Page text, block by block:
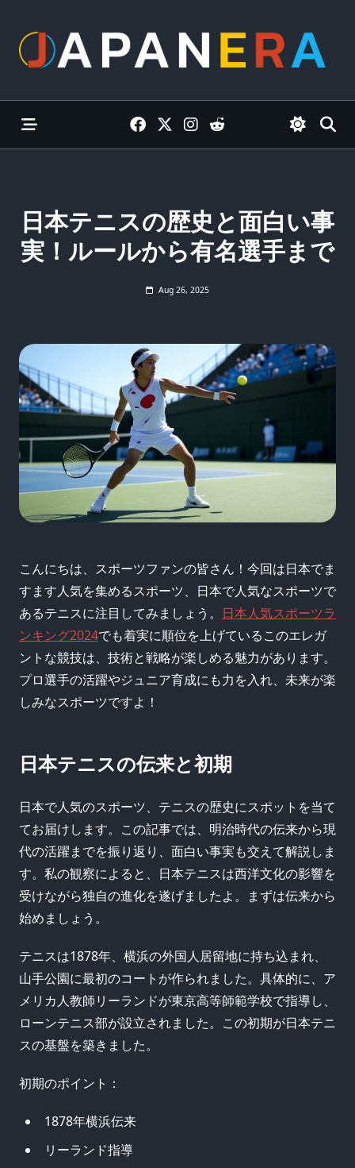
content
日本テニスの歴史と面白い事
実！ルールから有名選手まで
Aug 26, 2025
こんにちは、スポーツファンの皆さん！今回は日本でま
すます人気を集めるスポーツ、日本で人気なスポーツで
あるテニスに注目してみましょう。 日本人気スポーツラ
ンキング2024でも着実に順位を上げているこのエレガ
ントな競技は、技術と戦略が楽しめる魅力があります。
プロ選手の活躍やジュニア育成にも力を入れ、未来が楽
しみなスポーツですよ！
日本テニスの伝来と初期
日本で人気のスポーツ、テニスの歴史にスポットを当て
てお届けします。この記事では、明治時代の伝来から現
代の活躍までを振り返り、面白い事実も交えて解説しま
す。私の観察によると、日本テニスは西洋文化の影響を
受けながら独自の進化を遂げましたよ。まずは伝来から
始めましょう。
テニスは1878年、横浜の外国人居留地に持ち込まれ、
山手公園に最初のコートが作られました。具体的に、ア
メリカ人教師リーランドが東京高等師範学校で指導し、
ローンテニス部が設立されました。この初期が日本テニ
スの基盤を築きました。
初期のポイント：
1878年横浜伝来
リーランド指導